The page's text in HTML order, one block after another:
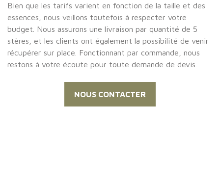
Bien que les tarifs varient en fonction de la taille et des
essences, nous veillons toutefois à respecter votre
budget. Nous assurons une livraison par quantité de 5
stères, et les clients ont également la possibilité de venir
récupérer sur place. Fonctionnant par commande, nous
restons à votre écoute pour toute demande de devis.
NOUS CONTACTER